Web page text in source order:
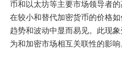
币和以太坊等主要市场领导者
在较小和替代加密货币的价格
趋势和波动中显而易见。此现
为和加密市场相互关联性的影响